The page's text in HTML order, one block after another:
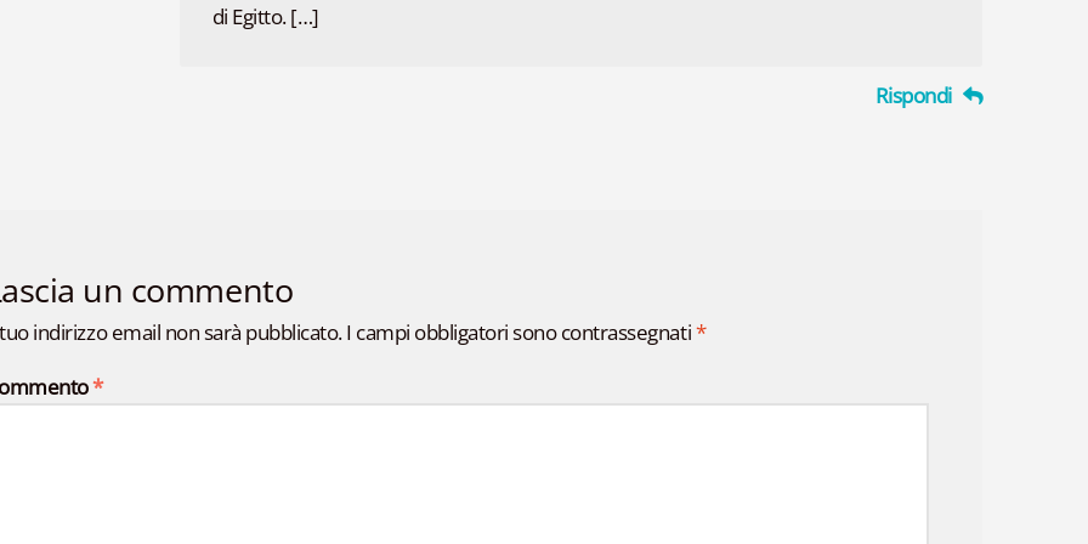
di Egitto. […]
Rispondi
un commento
indirizzo email non sarà pubblicato.I campi obbligatori sono contrassegnati*
*